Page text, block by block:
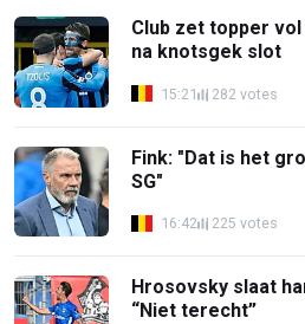
Club zet topper
na knotsgek slot
15:21 282 votes
Fink: "Dat is het
SG"
16:42 225 votes
Hrosovsky slaat
“Niet terecht”